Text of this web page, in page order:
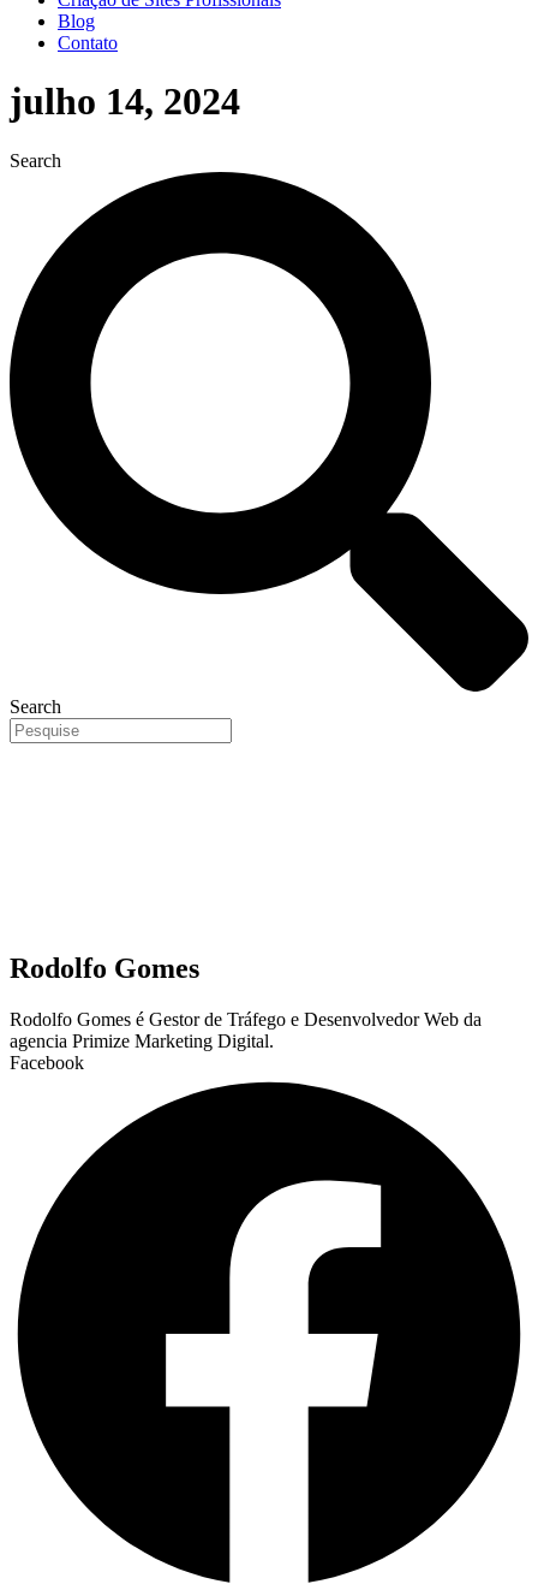
Blog
Contato
julho 14, 2024
Search
Search
Rodolfo Gomes
Rodolfo Gomes é Gestor de Tráfego e Desenvolvedor Web da
agencia Primize Marketing Digital.
Facebook